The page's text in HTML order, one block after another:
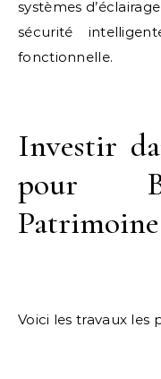
systèmes
sécurité
fonctionnelle.
Investir
pour
Patrimoine
Voici les travaux les